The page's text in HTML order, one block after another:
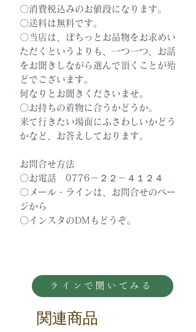
〇消費税込みのお値段になります。
〇送料は無料です。
〇当店は、ぽちっとお品物をお求めい
ただくというよりも、一つ一つ、お話
をお聞きしながら選んで頂くことが殆
どでございます。
何なりとお聞きくださいませ。
〇お持ちの着物に合うかどうか。
来て行きたい場面にふさわしいかどう
かなど、お答えしております。
お問合せ方法
〇お電話 0776－２２－４１２４
〇メール・ラインは、お問合せのペー
ジから
〇インスタのDMもどうぞ。
ラインで聞いてみる
関連商品